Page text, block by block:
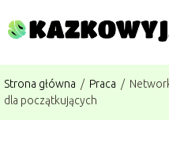
Strona główna / Praca /
dla początkujących